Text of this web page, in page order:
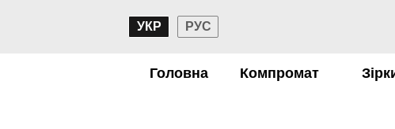
УКР РУС
Головна Компромат